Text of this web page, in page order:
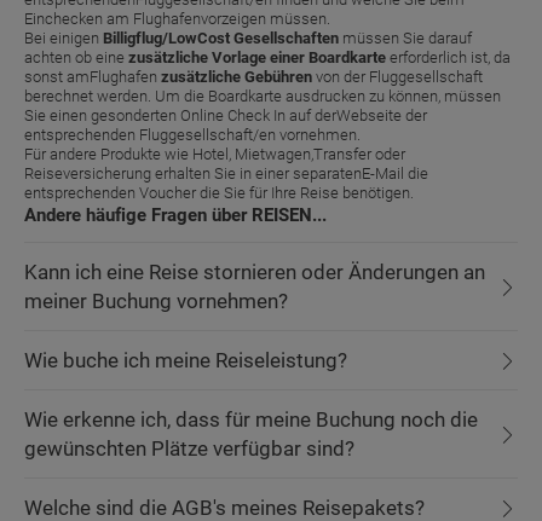
Einchecken am Flughafenvorzeigen müssen.
Bei einigen Billigflug/LowCost Gesellschaften müssen Sie darauf
achten ob eine zusätzliche Vorlage einer Boardkarte erforderlich ist, da
sonst amFlughafen zusätzliche Gebühren von der Fluggesellschaft
berechnet werden. Um die Boardkarte ausdrucken zu können, müssen
Sie einen gesonderten Online Check In auf derWebseite der
entsprechenden Fluggesellschaft/en vornehmen.
Für andere Produkte wie Hotel, Mietwagen,Transfer oder
Reiseversicherung erhalten Sie in einer separatenE-Mail die
entsprechenden Voucher die Sie für Ihre Reise benötigen.
Andere häufige Fragen über REISEN...
Kann ich eine Reise stornieren oder Änderungen an
meiner Buchung vornehmen?
Wie buche ich meine Reiseleistung?
Wie erkenne ich, dass für meine Buchung noch die
gewünschten Plätze verfügbar sind?
Welche sind die AGB's meines Reisepakets?